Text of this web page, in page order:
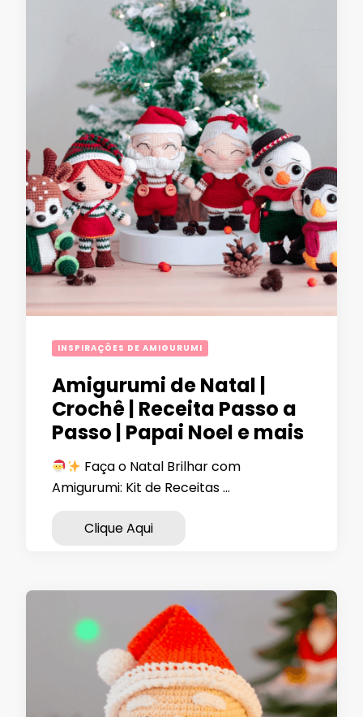
INSPIRAÇÕES DE AMIGURUMI
Amigurumi de Natal |
Crochê | Receita Passo a
Passo | Papai Noel e mais
Faça o Natal Brilhar com
Amigurumi: Kit de Receitas …
Clique Aqui